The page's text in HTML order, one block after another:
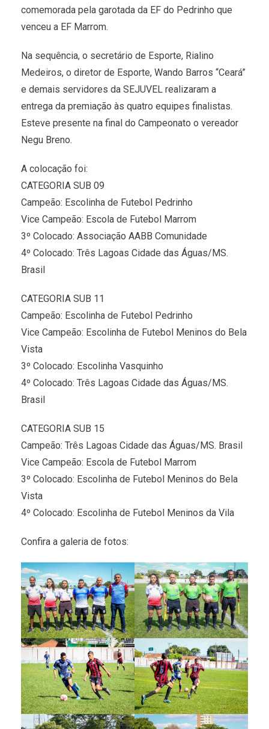
comemorada pela garotada da EF do Pedrinho que
venceu a EF Marrom.
Na sequência, o secretário de Esporte, Rialino
Medeiros, o diretor de Esporte, Wando Barros “Ceará”
e demais servidores da SEJUVEL realizaram a
entrega da premiação às quatro equipes finalistas.
Esteve presente na final do Campeonato o vereador
Negu Breno.
A colocação foi:
CATEGORIA SUB 09
Campeão: Escolinha de Futebol Pedrinho
Vice Campeão: Escola de Futebol Marrom
3º Colocado: Associação AABB Comunidade
4º Colocado: Três Lagoas Cidade das Águas/MS.
Brasil
CATEGORIA SUB 11
Campeão: Escolinha de Futebol Pedrinho
Vice Campeão: Escolinha de Futebol Meninos do Bela
Vista
3º Colocado: Escolinha Vasquinho
4º Colocado: Três Lagoas Cidade das Águas/MS.
Brasil
CATEGORIA SUB 15
Campeão: Três Lagoas Cidade das Águas/MS. Brasil
Vice Campeão: Escola de Futebol Marrom
3º Colocado: Escolinha de Futebol Meninos do Bela
Vista
4º Colocado: Escolinha de Futebol Meninos da Vila
Confira a galeria de fotos: